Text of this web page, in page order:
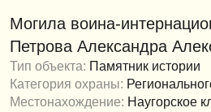
Могила воина-
Петрова Александра
Тип объекта: Памятник истории
Категория охраны:
Местонахождение: Наугорское